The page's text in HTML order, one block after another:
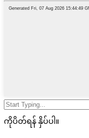
ကိုပိတ်ရန် နှိပ်ပါ။